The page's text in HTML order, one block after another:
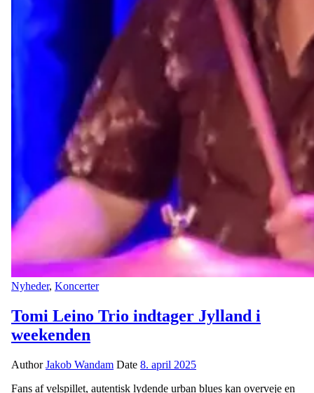
Nyheder, Koncerter
Tomi Leino Trio indtager Jylland i
weekenden
AuthorJakob Wandam Date 8. april 2025
Fans af velspillet, autentisk lydende urban blues kan overveje en